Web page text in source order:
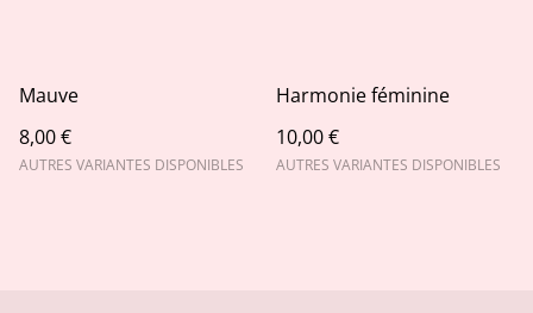
Mauve
8,00 €
AUTRES VARIANTES DISPONIBLES
Harmonie féminine
10,00 €
AUTRES VARIANTES DISPONIBLES